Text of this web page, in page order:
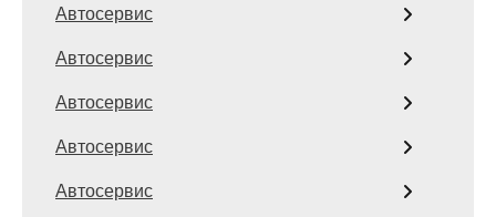
Автосервис
Автосервис
Автосервис
Автосервис
Автосервис